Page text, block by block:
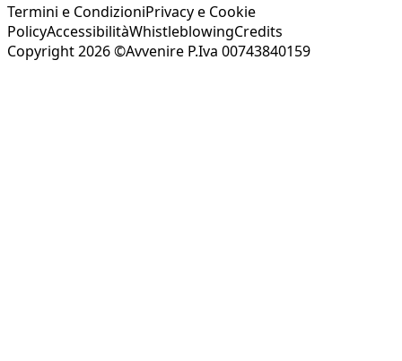
Termini e CondizioniPrivacy e Cookie
PolicyAccessibilitàWhistleblowingCredits
Copyright 2026 ©Avvenire P.Iva 00743840159